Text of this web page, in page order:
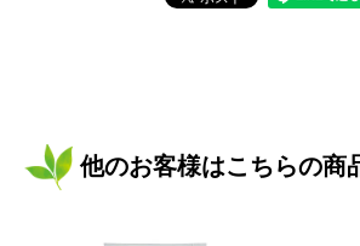
他のお客様はこちらの商